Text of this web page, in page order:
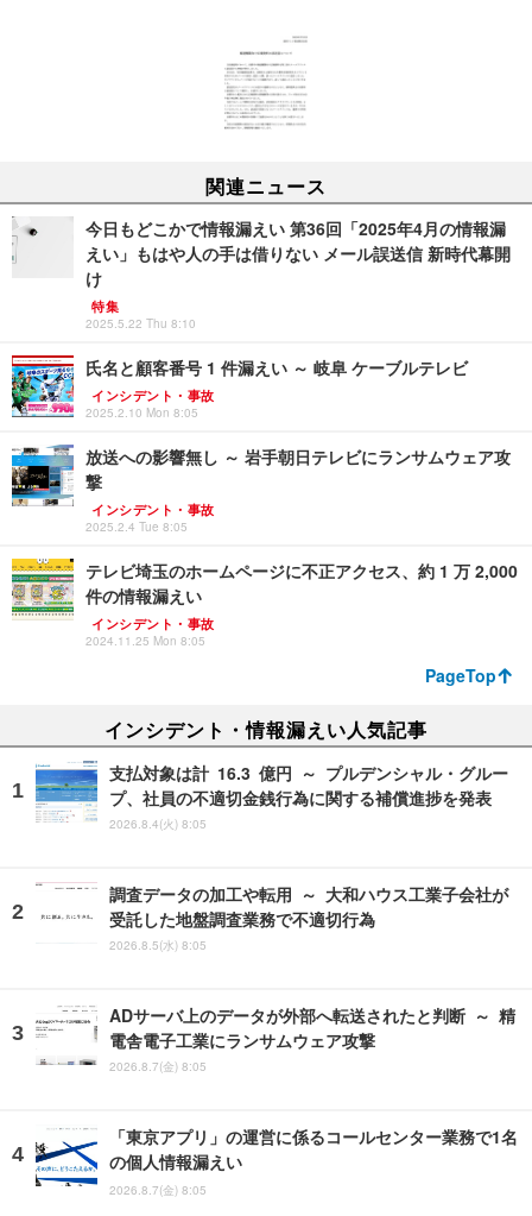
関連ニュース
今日もどこかで情報漏えい 第36回「2025年4月の情報漏
えい」もはや人の手は借りない メール誤送信 新時代幕開
け
特集
2025.5.22 Thu 8:10
氏名と顧客番号 1 件漏えい ～ 岐阜 ケーブルテレビ
インシデント・事故
2025.2.10 Mon 8:05
放送への影響無し ～ 岩手朝日テレビにランサムウェア攻
撃
インシデント・事故
2025.2.4 Tue 8:05
テレビ埼玉のホームページに不正アクセス、約 1 万 2,000
件の情報漏えい
インシデント・事故
2024.11.25 Mon 8:05
PageTop
インシデント・情報漏えい人気記事
支払対象は計 16.3 億円 ～ プルデンシャル・グルー
プ、社員の不適切金銭行為に関する補償進捗を発表
2026.8.4(火) 8:05
調査データの加工や転用 ～ 大和ハウス工業子会社が
受託した地盤調査業務で不適切行為
2026.8.5(水) 8:05
ADサーバ上のデータが外部へ転送されたと判断 ～ 精
電舎電子工業にランサムウェア攻撃
2026.8.7(金) 8:05
「東京アプリ」の運営に係るコールセンター業務で1名
の個人情報漏えい
2026.8.7(金) 8:05